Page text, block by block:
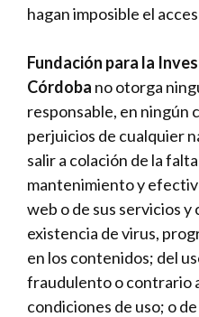
hagan imposible el
Fundación para la
Córdoba no otorga
responsable, en ningún
perjuicios de cualquier
salir a colación de la
mantenimiento y
web o de sus servicios y
existencia de virus,
en los contenidos; del
fraudulento o contrario
condiciones de uso; o